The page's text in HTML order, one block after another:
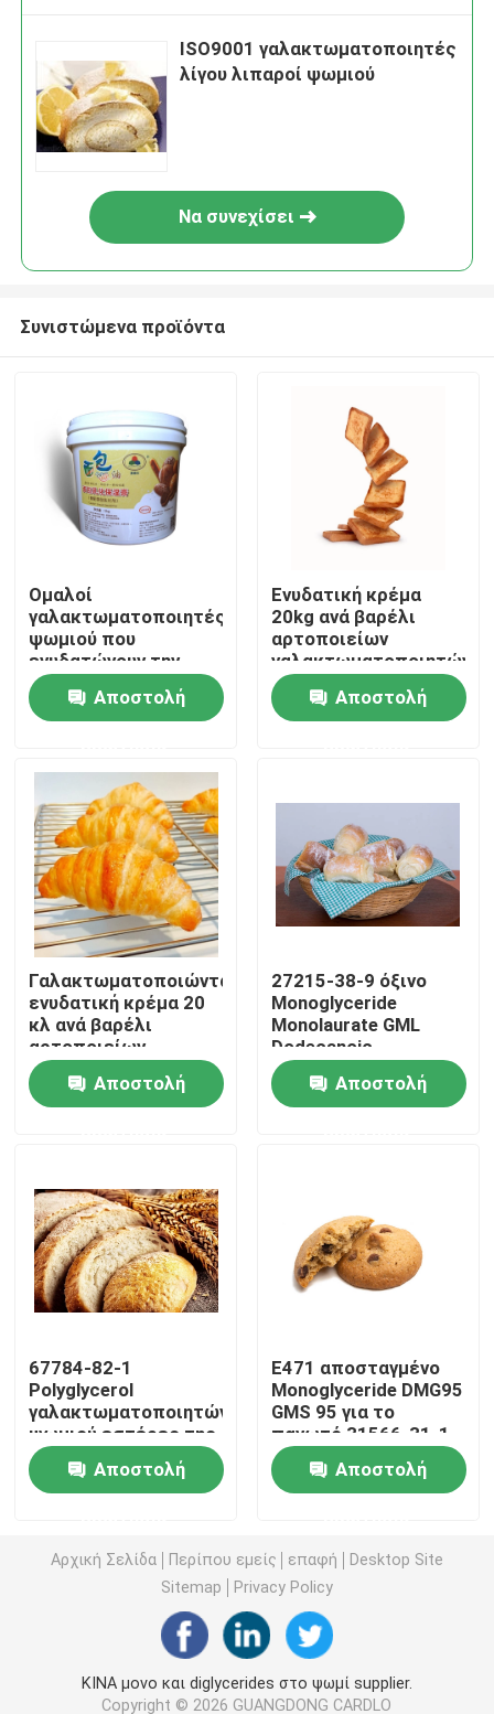
Προϊόντα
Βίντεο
VR παρουσιάστε
Σχετικά με εμάς
Γύρος εργοστασίων
Ποιοτικός έλεγχος
Επικοινωνήστε μαζί μας
Ζητήστε ένα απόσπασμα
E471 γαλακτωματοποιητής τροφίμων
Φυσικοί γαλακτωματοποιητές τροφίμων
Αποσταγμένο Monoglyceride
Μονο και diglycerides
Monostearate γλυκερίνης
Γαλακτωματοποιητής βελτιωτών κέικ
ISO9001 γαλακτωματοποιητές
λίγου λιπαροί ψωμιού
Να συνεχίσει
Συνιστώμενα προϊόντα
Ομαλοί
γαλακτωματοποιητές
ψωμιού που
ενυδατώνουν την
κρέμα 5kg ή 20kg ανά
βαρέλι Αποστολή
Ενυδατική κρέμα
20kg ανά βαρέλι
αρτοποιείων
γαλακτωματοποιητών
ψωμιού HALAL
Αποστολή
Γαλακτωματοποιώντας
ενυδατική κρέμα 20
κλ ανά βαρέλι
αρτοποιείων
γαλακτωματοποιητών
ψωμιού HALAL
Αποστολή
27215-38-9 όξινο
Monoglyceride
Monolaurate GML
Dodecanoic
γλυκερίνης
γαλακτωματοποιητών
ψωμιού
Αποστολή
67784-82-1
Polyglycerol
γαλακτωματοποιητών
ψωμιού εστέρες της
κιτρινωπής σκόνης
λιπαρών οξέων PGE
E475
Αποστολή
E471 αποσταγμένο
Monoglyceride DMG95
GMS 95 για το
παγωτό 31566-31-1
Αποστολή
Αρχική Σελίδα Περίπου εμείς επαφή
Desktop Site
Sitemap
Privacy Policy
ΚΙΝΑ μονο και diglycerides στο ψωμί supplier.
Copyright © 2026 GUANGDONG CARDLO